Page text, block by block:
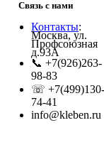
Связь с нами
Контакты:
Москва,ул.
Профсоюзная
д.93А
📞 +7(926)263-
98-83
☏ +7(499)130-
74-41
info@kleben.ru